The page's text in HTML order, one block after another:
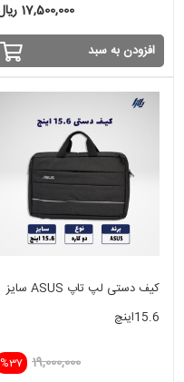
17,500,000 ریال
افزودن به سبد
کیف دستی لپ تاپ ASUS سایز
15.6اینچ
%37 19,000,000